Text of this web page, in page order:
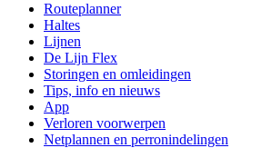
Routeplanner
Haltes
Lijnen
De Lijn Flex
Storingen en omleidingen
Tips, info en nieuws
App
Verloren voorwerpen
Netplannen en perronindelingen